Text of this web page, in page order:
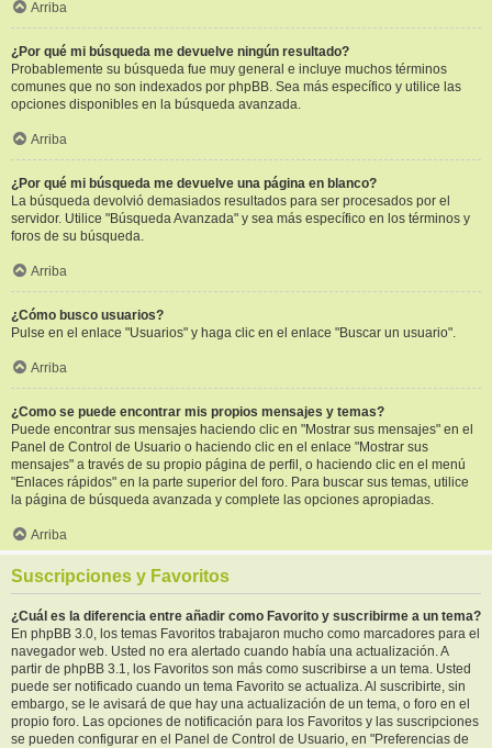
Arriba
¿Por qué mi búsqueda me devuelve ningún resultado?
Probablemente su búsqueda fue muy general e incluye muchos términos
comunes que no son indexados por phpBB. Sea más específico y utilice las
opciones disponibles en la búsqueda avanzada.
Arriba
¿Por qué mi búsqueda me devuelve una página en blanco?
La búsqueda devolvió demasiados resultados para ser procesados por el
servidor. Utilice "Búsqueda Avanzada" y sea más específico en los términos y
foros de su búsqueda.
Arriba
¿Cómo busco usuarios?
Pulse en el enlace "Usuarios" y haga clic en el enlace "Buscar un usuario".
Arriba
¿Como se puede encontrar mis propios mensajes y temas?
Puede encontrar sus mensajes haciendo clic en "Mostrar sus mensajes" en el
Panel de Control de Usuario o haciendo clic en el enlace "Mostrar sus
mensajes" a través de su propio página de perfil, o haciendo clic en el menú
"Enlaces rápidos" en la parte superior del foro. Para buscar sus temas, utilice
la página de búsqueda avanzada y complete las opciones apropiadas.
Arriba
Suscripciones y Favoritos
¿Cuál es la diferencia entre añadir como Favorito y suscribirme a un tema?
En phpBB 3.0, los temas Favoritos trabajaron mucho como marcadores para el
navegador web. Usted no era alertado cuando había una actualización. A
partir de phpBB 3.1, los Favoritos son más como suscribirse a un tema. Usted
puede ser notificado cuando un tema Favorito se actualiza. Al suscribirte, sin
embargo, se le avisará de que hay una actualización de un tema, o foro en el
propio foro. Las opciones de notificación para los Favoritos y las suscripciones
se pueden configurar en el Panel de Control de Usuario, en "Preferencias de